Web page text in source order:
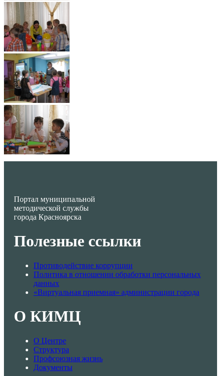
Портал муниципальной
методической службы
города Красноярска
Полезные ссылки
Противодействие коррупции
Политика в отношении обработки персональных
данных
«Виртуальная приемная» администрации города
О КИМЦ
О Центре
Структура
Профсоюзная жизнь
Документы